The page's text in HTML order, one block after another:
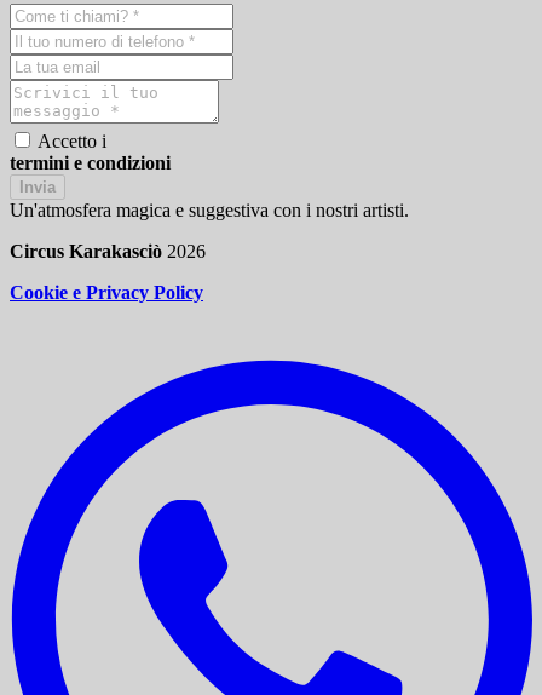
Accetto i
termini e condizioni
Invia
Un'atmosfera magica e suggestiva con i nostri artisti.
Circus Karakasciò 2026
Cookie e Privacy Policy